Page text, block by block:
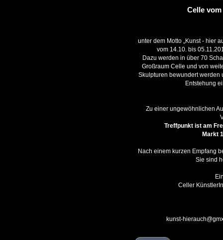
Celle vom
unter dem Motto „Kunst - hier
vom 14.10. bis
Dazu werden in über 70
Großraum Celle und von
Skulpturen bewundert werden
Entstehung
Zu einer ungewöhnlichen
Treffpunkt ist am
Markt
Nach einem kurzen Empfang
Sie sind
Celler
kunst-